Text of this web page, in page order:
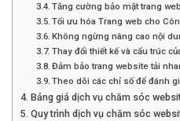
Tăng cường bảo mật trang web
Tối ưu hóa Trang web cho
Không ngừng nâng cao nội
Thay đổi thiết kế và cấu trúc
Đảm bảo trang website tải
Theo dõi các chỉ số để đánh
Bảng giá dịch vụ chăm sóc
Quy trình dịch vụ chăm sóc